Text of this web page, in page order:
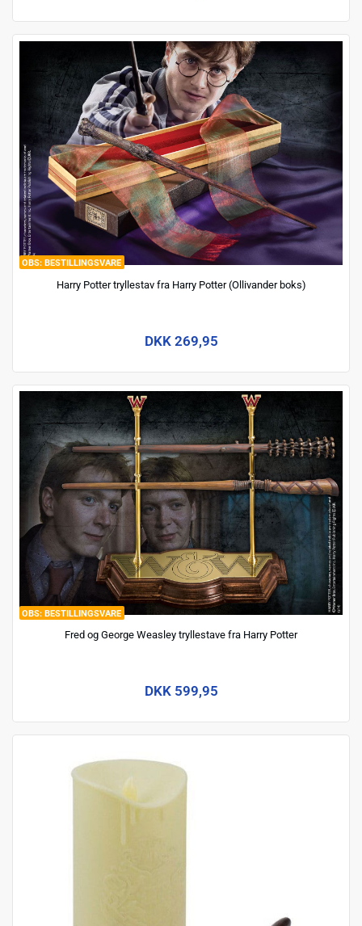
BESTILLINGSVARE
Harry Potter tryllestav fra Harry Potter (Ollivander boks)
DKK 269,95
BESTILLINGSVARE
Fred og George Weasley tryllestave fra Harry Potter
DKK 599,95